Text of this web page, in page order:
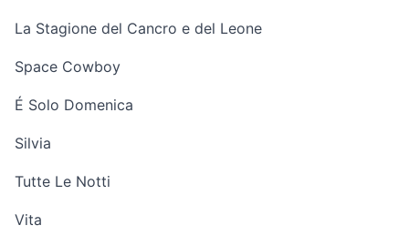
La Stagione del Cancro e del Leone
Space Cowboy
É Solo Domenica
Silvia
Tutte Le Notti
Vita